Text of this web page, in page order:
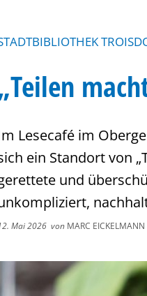
Lesecafé im
ein Standort von
und
Mai 2026 von MARC EICKELMANN